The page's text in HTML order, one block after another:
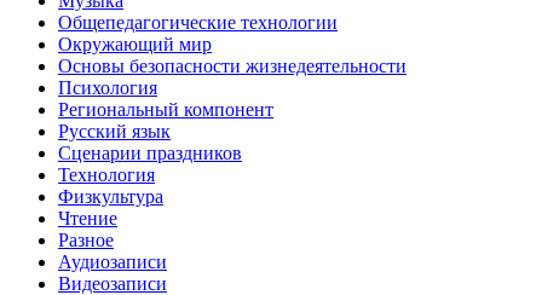
Общепедагогические технологии
Окружающий мир
Основы безопасности жизнедеятельности
Психология
Региональный компонент
Русский язык
Сценарии праздников
Технология
Физкультура
Чтение
Разное
Аудиозаписи
Видеозаписи